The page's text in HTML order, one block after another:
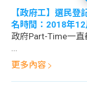
【政府工】選民
名時間：2018年
政府Part-Time一
...
更多內容